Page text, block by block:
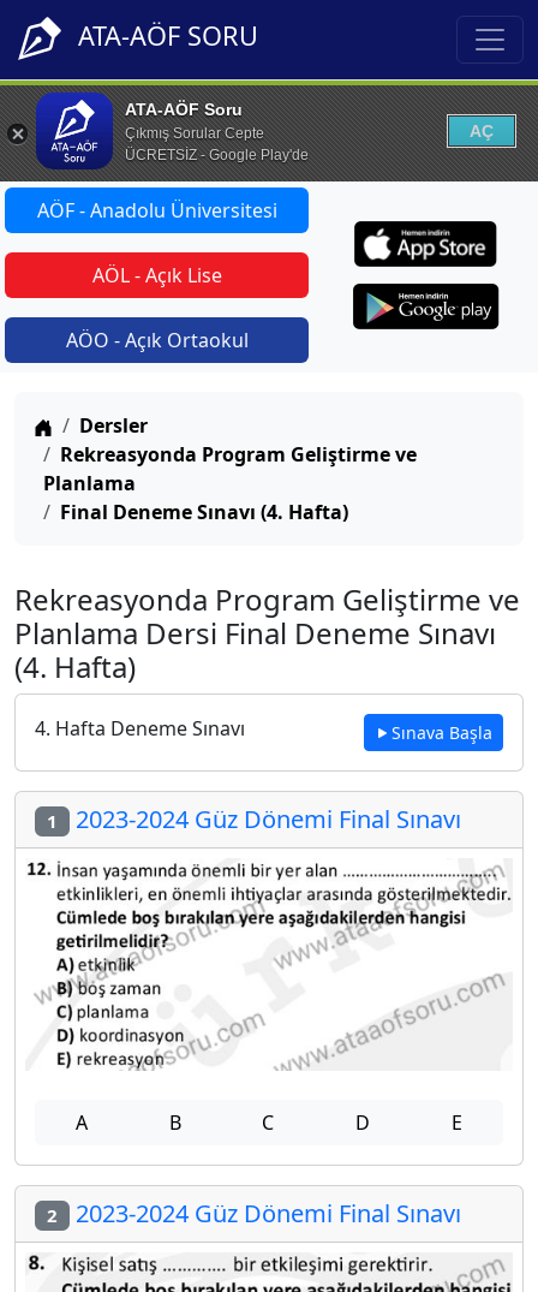
ATA-AÖF SORU
ATA-AÖF Soru
Çıkmış Sorular Cepte
ÜCRETSİZ - Google Play'de
AÇ
AÖF - Anadolu Üniversitesi
AÖL - Açık Lise
AÖO - Açık Ortaokul
Anasayfa
Dersler
Rekreasyonda Program Geliştirme ve
Planlama
Final Deneme Sınavı (4. Hafta)
Rekreasyonda Program Geliştirme ve
Planlama Dersi Final Deneme Sınavı
(4. Hafta)
4. Hafta Deneme Sınavı Sınava Başla
1 2023-2024 Güz Dönemi Final Sınavı
A B C D E
2 2023-2024 Güz Dönemi Final Sınavı